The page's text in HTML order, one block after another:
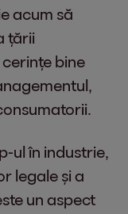
acum să
țării
bine
ul în industrie,
legale și a
un aspect